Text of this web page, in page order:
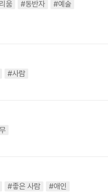
움 #동반자
#예술
#사람
#좋은 사람
#애인